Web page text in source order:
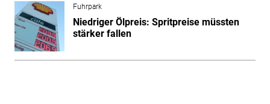
Fuhrpark
Niedriger Ölpreis: Spritpreise müssten
stärker fallen